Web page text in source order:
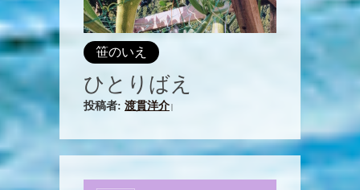
笹のいえ
ひとりばえ
投稿者: 渡貫洋介